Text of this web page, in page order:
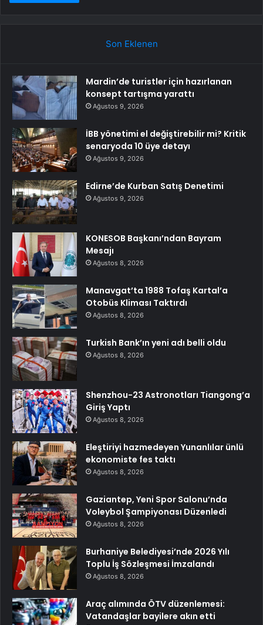
Son Eklenen
Mardin’de turistler için hazırlanan
konsept tartışma yarattı
Ağustos 9, 2026
İBB yönetimi el değiştirebilir mi? Kritik
senaryoda 10 üye detayı
Ağustos 9, 2026
Edirne’de Kurban Satış Denetimi
Ağustos 9, 2026
KONESOB Başkanı’ndan Bayram
Mesajı
Ağustos 8, 2026
Manavgat’ta 1988 Tofaş Kartal’a
Otobüs Kliması Taktırdı
Ağustos 8, 2026
Turkish Bank’ın yeni adı belli oldu
Ağustos 8, 2026
Shenzhou-23 Astronotları Tiangong’a
Giriş Yaptı
Ağustos 8, 2026
Eleştiriyi hazmedeyen Yunanlılar ünlü
ekonomiste fes taktı
Ağustos 8, 2026
Gaziantep, Yeni Spor Salonu’nda
Voleybol Şampiyonası Düzenledi
Ağustos 8, 2026
Burhaniye Belediyesi’nde 2026 Yılı
Toplu İş Sözleşmesi İmzalandı
Ağustos 8, 2026
Araç alımında ÖTV düzenlemesi:
Vatandaşlar bayilere akın etti